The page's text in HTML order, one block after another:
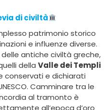
di civiltà
patrimonio storico
e influenze diverse.
antiche civiltà greche,
della Valle dei Templi
e dichiarati
Camminare tra le
al tramonto è
all’epoca d’oro